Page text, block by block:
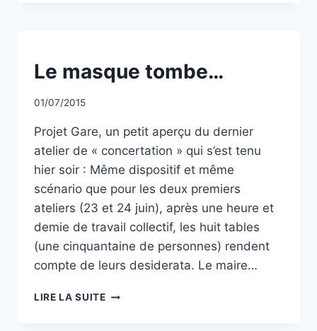
MURPHY…
NON
CLASSÉ
Le masque tombe…
Par
01/07/2015
Projet Gare, un petit aperçu du dernier
atelier de « concertation » qui s’est tenu
hier soir : Même dispositif et même
scénario que pour les deux premiers
ateliers (23 et 24 juin), après une heure et
demie de travail collectif, les huit tables
(une cinquantaine de personnes) rendent
compte de leurs desiderata. Le maire…
LIRE LA SUITELE